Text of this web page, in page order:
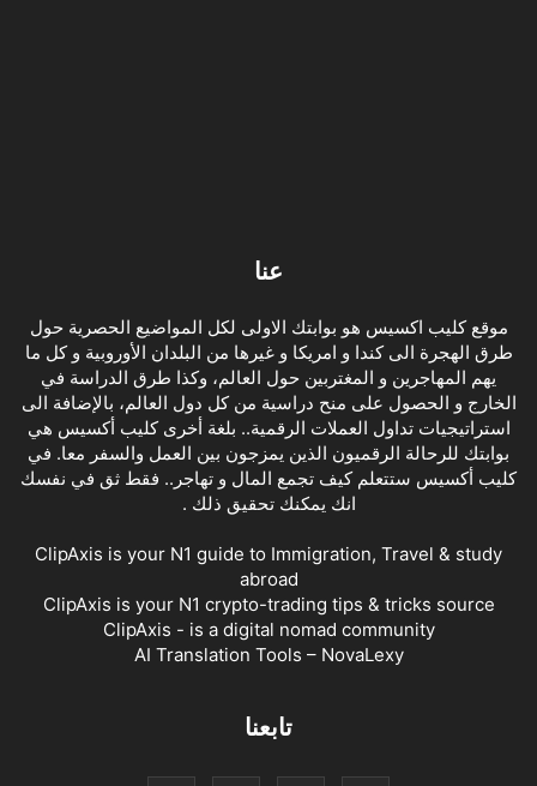
عنا
موقع كليب اكسيس هو بوابتك الاولى لكل المواضيع الحصرية حول
طرق الهجرة الى كندا و امريكا و غيرها من البلدان الأوروبية و كل ما
يهم المهاجرين و المغتربين حول العالم، وكذا طرق الدراسة في
الخارج و الحصول على منح دراسية من كل دول العالم، بالإضافة الى
استراتيجيات تداول العملات الرقمية.. بلغة أخرى كليب أكسيس هي
بوابتك للرحالة الرقميون الذين يمزجون بين العمل والسفر معا. في
كليب أكسيس ستتعلم كيف تجمع المال و تهاجر.. فقط ثق في نفسك
انك يمكنك تحقيق ذلك .
ClipAxis is your N1 guide to Immigration, Travel & study
abroad
ClipAxis is your N1 crypto-trading tips & tricks source
ClipAxis - is a digital nomad community
AI Translation Tools – NovaLexy
تابعنا